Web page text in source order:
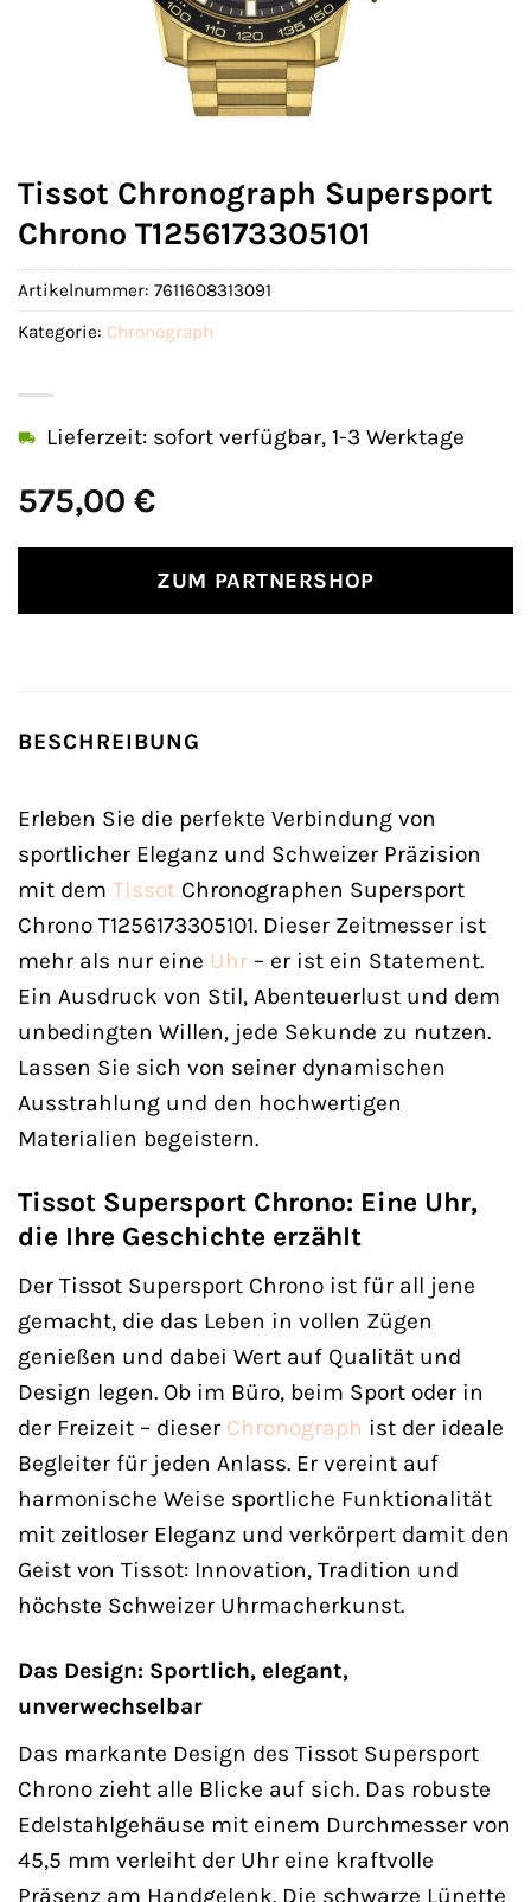
Tissot Chronograph Supersport
Chrono T1256173305101
575,00 €
Lieferzeit: sofort verfügbar, 1-3 Werktage
ZUM PARTNERSHOP
Artikelnummer: 7611608313091
Kategorie: Chronograph
BESCHREIBUNG
Erleben Sie die perfekte Verbindung von
sportlicher Eleganz und Schweizer Präzision
mit dem Tissot Chronographen Supersport
Chrono T1256173305101. Dieser Zeitmesser ist
mehr als nur eine Uhr – er ist ein Statement.
Ein Ausdruck von Stil, Abenteuerlust und dem
unbedingten Willen, jede Sekunde zu nutzen.
Lassen Sie sich von seiner dynamischen
Ausstrahlung und den hochwertigen
Materialien begeistern.
Tissot Supersport Chrono: Eine Uhr,
die Ihre Geschichte erzählt
Der Tissot Supersport Chrono ist für all jene
gemacht, die das Leben in vollen Zügen
genießen und dabei Wert auf Qualität und
Design legen. Ob im Büro, beim Sport oder in
der Freizeit – dieser Chronograph ist der ideale
Begleiter für jeden Anlass. Er vereint auf
harmonische Weise sportliche Funktionalität
mit zeitloser Eleganz und verkörpert damit den
Geist von Tissot: Innovation, Tradition und
höchste Schweizer Uhrmacherkunst.
Das Design: Sportlich, elegant,
unverwechselbar
Das markante Design des Tissot Supersport
Chrono zieht alle Blicke auf sich. Das robuste
Edelstahlgehäuse mit einem Durchmesser von
45,5 mm verleiht der Uhr eine kraftvolle
Präsenz am Handgelenk. Die schwarze Lünette